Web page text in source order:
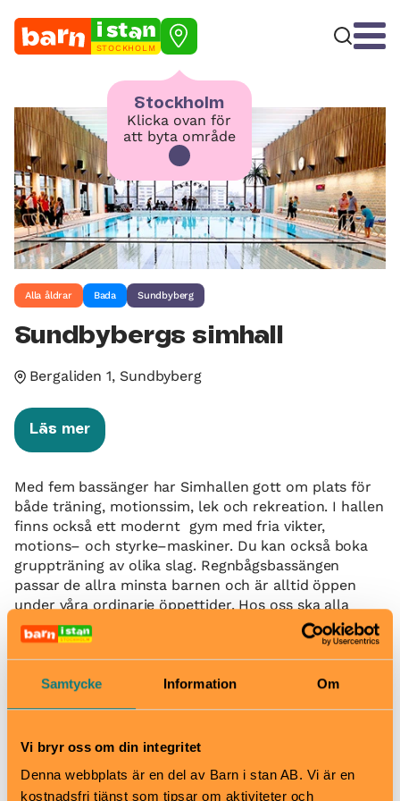
Samtycke Information Om
Vi bryr oss om din integritet
Denna webbplats är en del av Barn i stan AB. Vi är en
kostnadsfri tjänst som tipsar om aktiviteter och
STOCKHOLM
Stockholm
Klicka ovan för
att byta område
Alla åldrar Bada Sundbyberg
Sundbybergs simhall
Bergaliden 1, Sundbyberg
Läs mer
Med fem bassänger har Simhallen gott om plats för
både träning, motionssim, lek och rekreation. I hallen
finns också ett modernt gym med fria vikter,
motions– och styrke–maskiner. Du kan också boka
gruppträning av olika slag. Regnbågsbassängen
passar de allra minsta barnen och är alltid öppen
under våra ordinarie öppettider. Hos oss ska alla
känna sig trygga och bekväma. Därför är
Sundbybergs
simhall HBTQ-certifierad.
Välkomna.
Se hemsida för öppettider
Pris